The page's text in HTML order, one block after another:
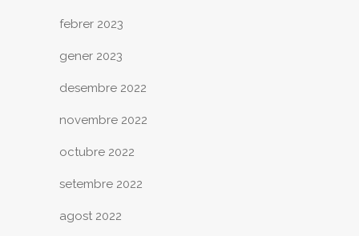
febrer 2023
gener 2023
desembre 2022
novembre 2022
octubre 2022
setembre 2022
agost 2022